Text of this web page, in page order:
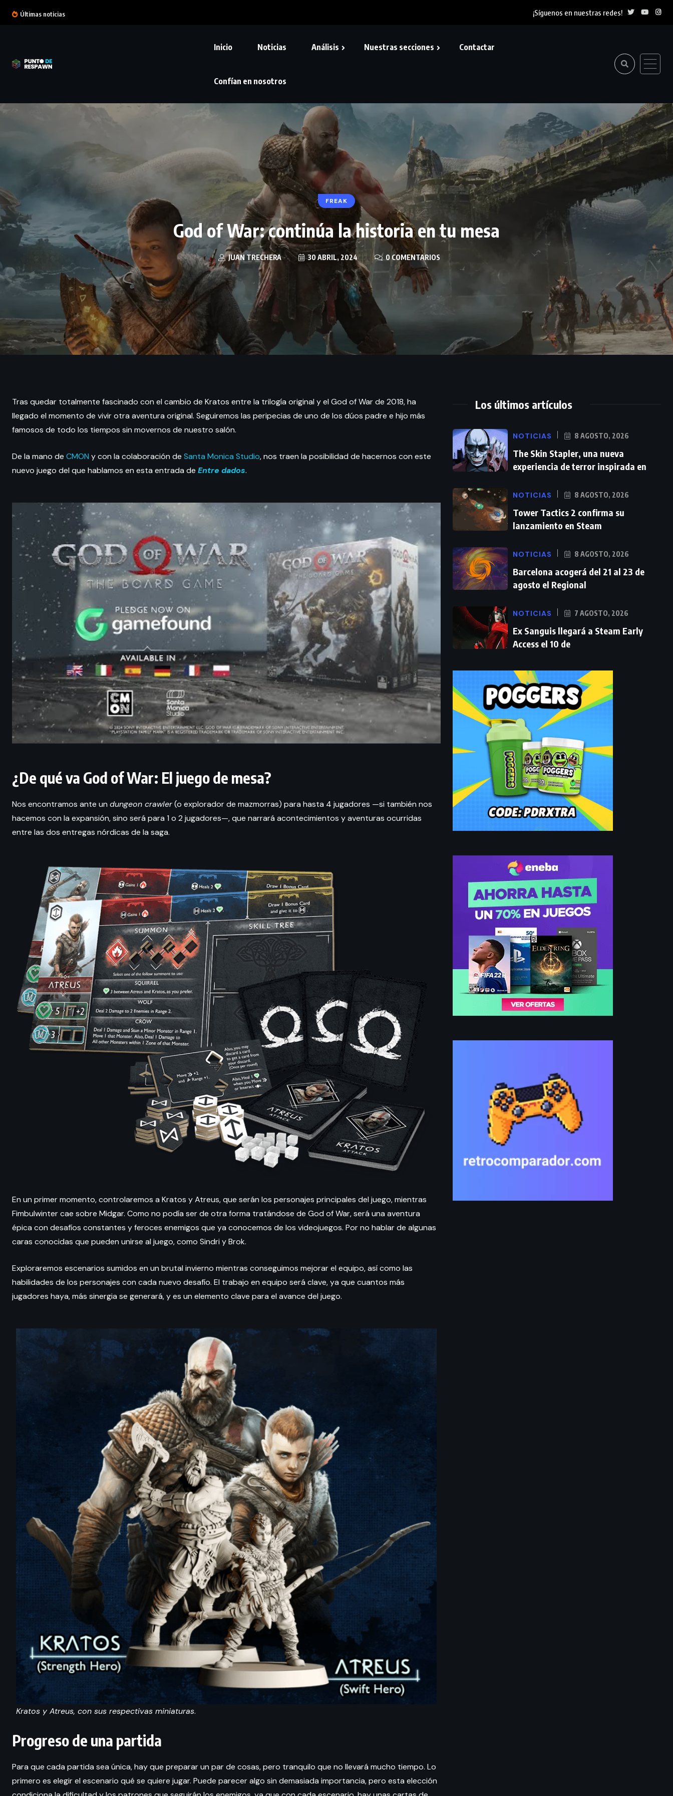
Últimas noticias ¡Síguenos en nuestras redes!
Inicio Noticias Análisis Nuestras secciones Contactar
Confían en nosotros
FREAK
God of War: continúa la historia en tu mesa
JUAN TRECHERA 30 ABRIL, 2024 0 COMENTARIOS
Tras quedar totalmente fascinado con el cambio de Kratos entre la trilogía original y el God of War de 2018, ha
llegado el momento de vivir otra aventura original. Seguiremos las peripecias de uno de los dúos padre e hijo más
famosos de todo los tiempos sin movernos de nuestro salón.
De la mano de CMON y con la colaboración de Santa Monica Studio, nos traen la posibilidad de hacernos con este
nuevo juego del que hablamos en esta entrada de Entre dados.
¿De qué va God of War: El juego de mesa?
Nos encontramos ante un dungeon crawler(o explorador de mazmorras) para hasta 4 jugadores —si también nos
hacemos con la expansión, sino será para 1 o 2 jugadores—, que narrará acontecimientos y aventuras ocurridas
entre las dos entregas nórdicas de la saga.
En un primer momento, controlaremos a Kratos y Atreus, que serán los personajes principales del juego, mientras
Fimbulwinter cae sobre Midgar. Como no podía ser de otra forma tratándose de God of War, será una aventura
épica con desafíos constantes y feroces enemigos que ya conocemos de los videojuegos. Por no hablar de algunas
caras conocidas que pueden unirse al juego, como Sindri y Brok.
Exploraremos escenarios sumidos en un brutal invierno mientras conseguimos mejorar el equipo, así como las
habilidades de los personajes con cada nuevo desafío. El trabajo en equipo será clave, ya que cuantos más
jugadores haya, más sinergia se generará, y es un elemento clave para el avance del juego.
Kratos y Atreus, con sus respectivas miniaturas.
Progreso de una partida
Para que cada partida sea única, hay que preparar un par de cosas, pero tranquilo que no llevará mucho tiempo. Lo
primero es elegir el escenario qué se quiere jugar. Puede parecer algo sin demasiada importancia, pero esta elección
Los últimos artículos
NOTICIAS 8 AGOSTO, 2026
The Skin Stapler, una nueva
experiencia de terror inspirada en
NOTICIAS 8 AGOSTO, 2026
Tower Tactics 2 confirma su
lanzamiento en Steam
NOTICIAS 8 AGOSTO, 2026
Barcelona acogerá del 21 al 23 de
agosto el Regional
NOTICIAS 7 AGOSTO, 2026
Ex Sanguis llegará a Steam Early
Access el 10 de